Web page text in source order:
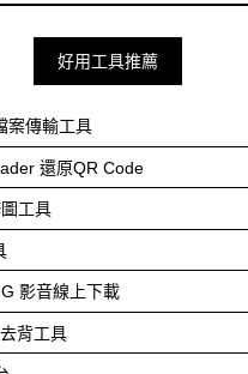
好用工具推薦
案傳輸工具
還原QR Code
工具
影音線上下載
背工具